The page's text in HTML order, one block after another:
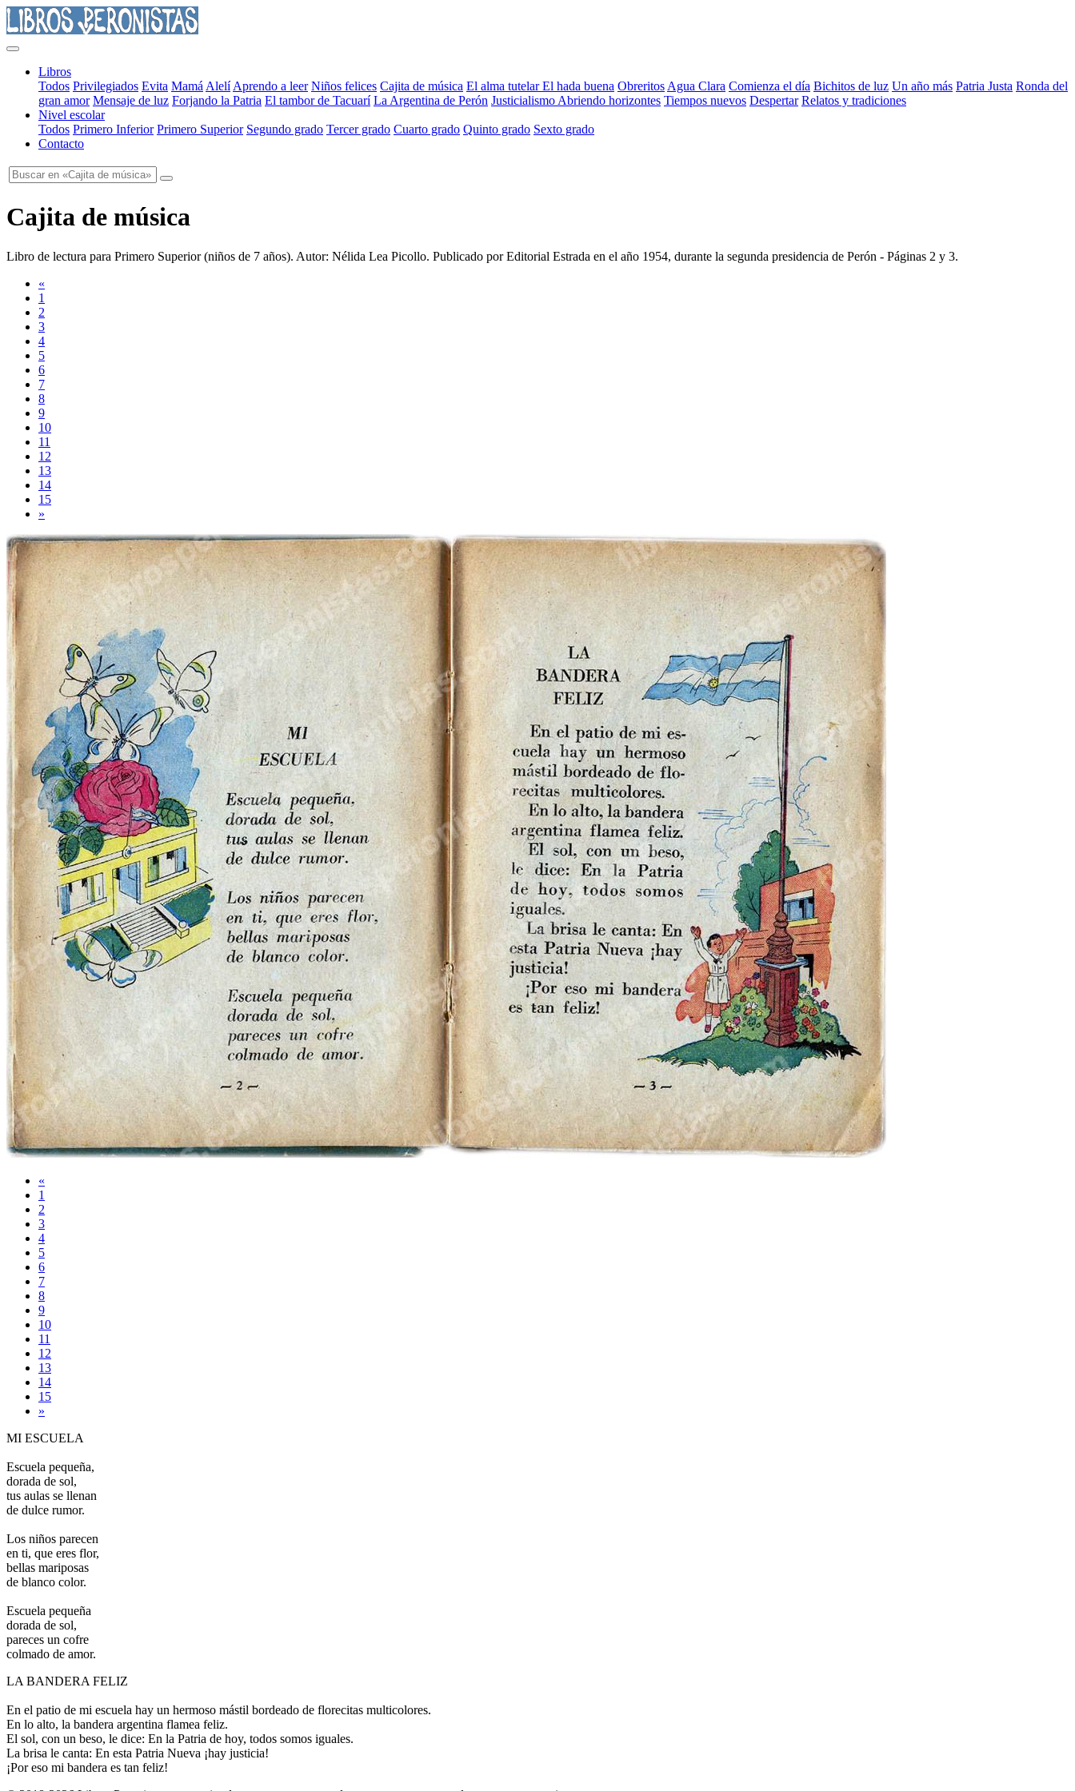
Libros
Todos Privilegiados Evita Mamá Alelí Aprendo a leer Niños felices Cajita de música El alma tutelarEl hada buena Obreritos Agua Clara Comienza el día Bichitos de luz Un año más Patria Justa Ronda del
gran amor Mensaje de luz Forjando la Patria El tambor de Tacuarí La Argentina de Perón Justicialismo Abriendo horizontes Tiempos nuevos Despertar Relatos y tradiciones
Nivel escolar
Todos Primero Inferior Primero Superior Segundo grado Tercer grado Cuarto grado Quinto grado Sexto grado
Contacto
Cajita de música
Libro de lectura para Primero Superior(niños de 7 años). Autor: Nélida Lea Picollo. Publicado porEditorial Estrada en el año 1954, durante la segunda presidencia de Perón - Páginas 2 y 3.
«
1
2
3
4
5
6
7
8
9
10
11
12
13
14
15
»
«
1
2
3
4
5
6
7
8
9
10
11
12
13
14
15
»
MI ESCUELA
Escuela pequeña,
dorada de sol,
tus aulas se llenan
de dulce rumor.
Los niños parecen
en ti, que eres flor,
bellas mariposas
de blanco color.
Escuela pequeña
dorada de sol,
pareces un cofre
colmado de amor.
LA BANDERA FELIZ
En el patio de mi escuela hay un hermoso mástil bordeado de florecitas multicolores.
En lo alto, la bandera argentina flamea feliz.
El sol, con un beso, le dice: En la Patria de hoy, todos somos iguales.
La brisa le canta: En esta Patria Nueva ¡hay justicia!
¡Por eso mi bandera es tan feliz!